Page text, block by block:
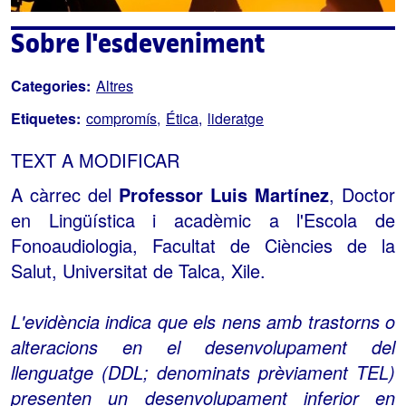
Sobre l'esdeveniment
Categories: Altres
Etiquetes: compromís Ética lideratge
TEXT A MODIFICAR
A càrrec del Professor Luis Martínez, Doctor
en Lingüística i acadèmic a l'Escola de
Fonoaudiologia, Facultat de Ciències de la
Salut, Universitat de Talca, Xile.
L'evidència indica que els nens amb trastorns o
alteracions en el desenvolupament del
llenguatge (DDL; denominats prèviament TEL)
presenten un desenvolupament inferior en